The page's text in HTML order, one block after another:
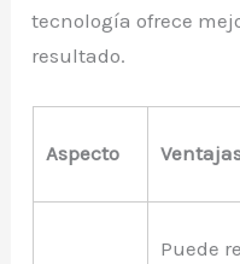
tecnología ofrece
resultado.
Aspecto
Puede